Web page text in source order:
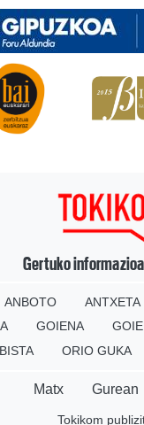
Gertuko
ANBOTO ANTXETA
GOIENA
ORIO GUKA
Matx Gurean
Tokikom